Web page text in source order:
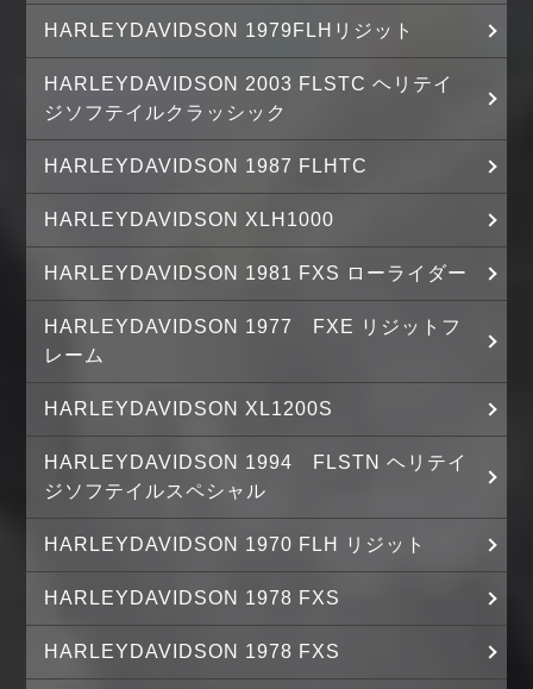
HARLEYDAVIDSON 1979FLHリジット
HARLEYDAVIDSON 2003 FLSTC ヘリテイ
ジソフテイルクラッシック
HARLEYDAVIDSON 1987 FLHTC
HARLEYDAVIDSON XLH1000
HARLEYDAVIDSON 1981 FXS ローライダー
HARLEYDAVIDSON 1977 FXE リジットフ
レーム
HARLEYDAVIDSON XL1200S
HARLEYDAVIDSON 1994 FLSTN ヘリテイ
ジソフテイルスペシャル
HARLEYDAVIDSON 1970 FLH リジット
HARLEYDAVIDSON 1978 FXS
HARLEYDAVIDSON 1978 FXS